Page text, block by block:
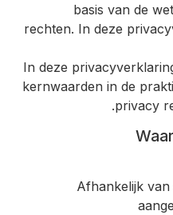
basis van de
rechten. In deze
In deze
kernwaarden in de
privacy
Afhankelijk